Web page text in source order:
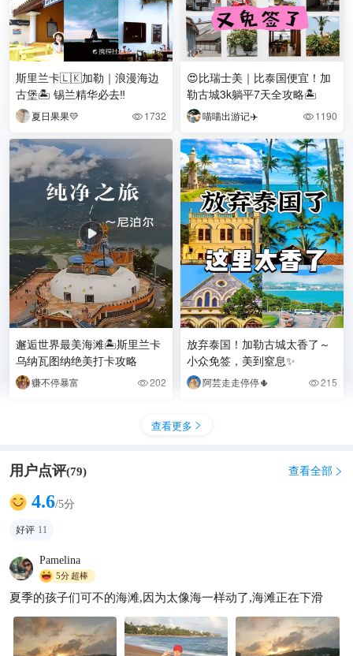
斯里兰卡🇱🇰加勒｜浪漫海边
古堡🏝 锡兰精华必去‼️
夏日果果💛  1732
邂逅世界最美海滩🏝️斯里兰卡
乌纳瓦图纳绝美打卡攻略
赚不停暴富 202
｜7-9月专属·高端野奢（一）
AAA杨先森 213
😍比瑞士美｜比泰国便宜！加
勒古城3k躺平7天全攻略🏝️
喵喵出游记✈️  1190
放弃泰国！加勒古城太香了～
小众免签，美到窒息✨
阿芸走走停停🌵 215
查看更多 
用户点评(79) 查看全部 
4.6/5分
好评 11
Pamelina
5分超棒
夏季的孩子们可不的海滩,因为太像海一样动了,海滩正在下滑